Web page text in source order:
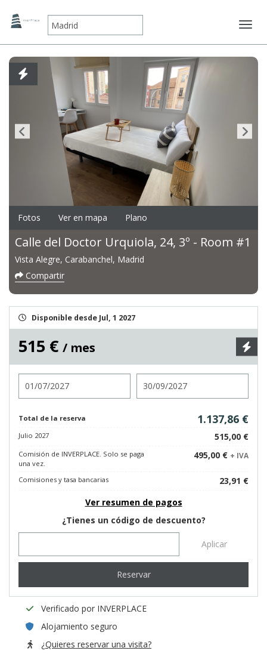
Fotos Ver en mapa Plano
Calle del Doctor Urquiola, 24, 3º - Room #1
Vista Alegre, Carabanchel, Madrid
Compartir
Disponible desde Jul, 1 2027
515 € / mes
Total de la reserva 1.137,86 €
Julio 2027 515,00 €
Comisión de INVERPLACE. Solo se paga
una vez.
495,00 € + IVA
Comisiones y tasa bancarias
23,91 €
Ver resumen de pagos
¿Tienes un código de descuento?
Aplicar
Reservar
Verificado por INVERPLACE
Alojamiento seguro
¿Quieres reservar una visita?